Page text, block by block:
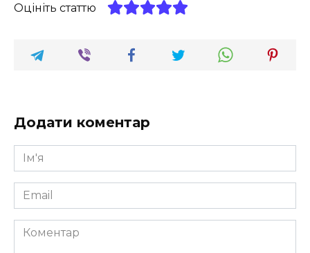
Оцініть статтю
Додати коментар
Ім'я
*
Email
*
Коментар